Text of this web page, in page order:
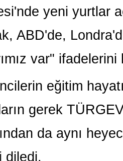
yeni yurtlar
ABD'de,
var" ifadelerini
eğitim
gerek
da aynı
diledi.